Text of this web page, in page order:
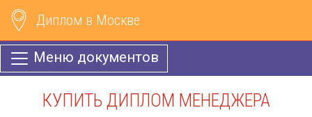
Диплом в Москве
Меню документов
КУПИТЬ ДИПЛОМ МЕНЕДЖЕРА